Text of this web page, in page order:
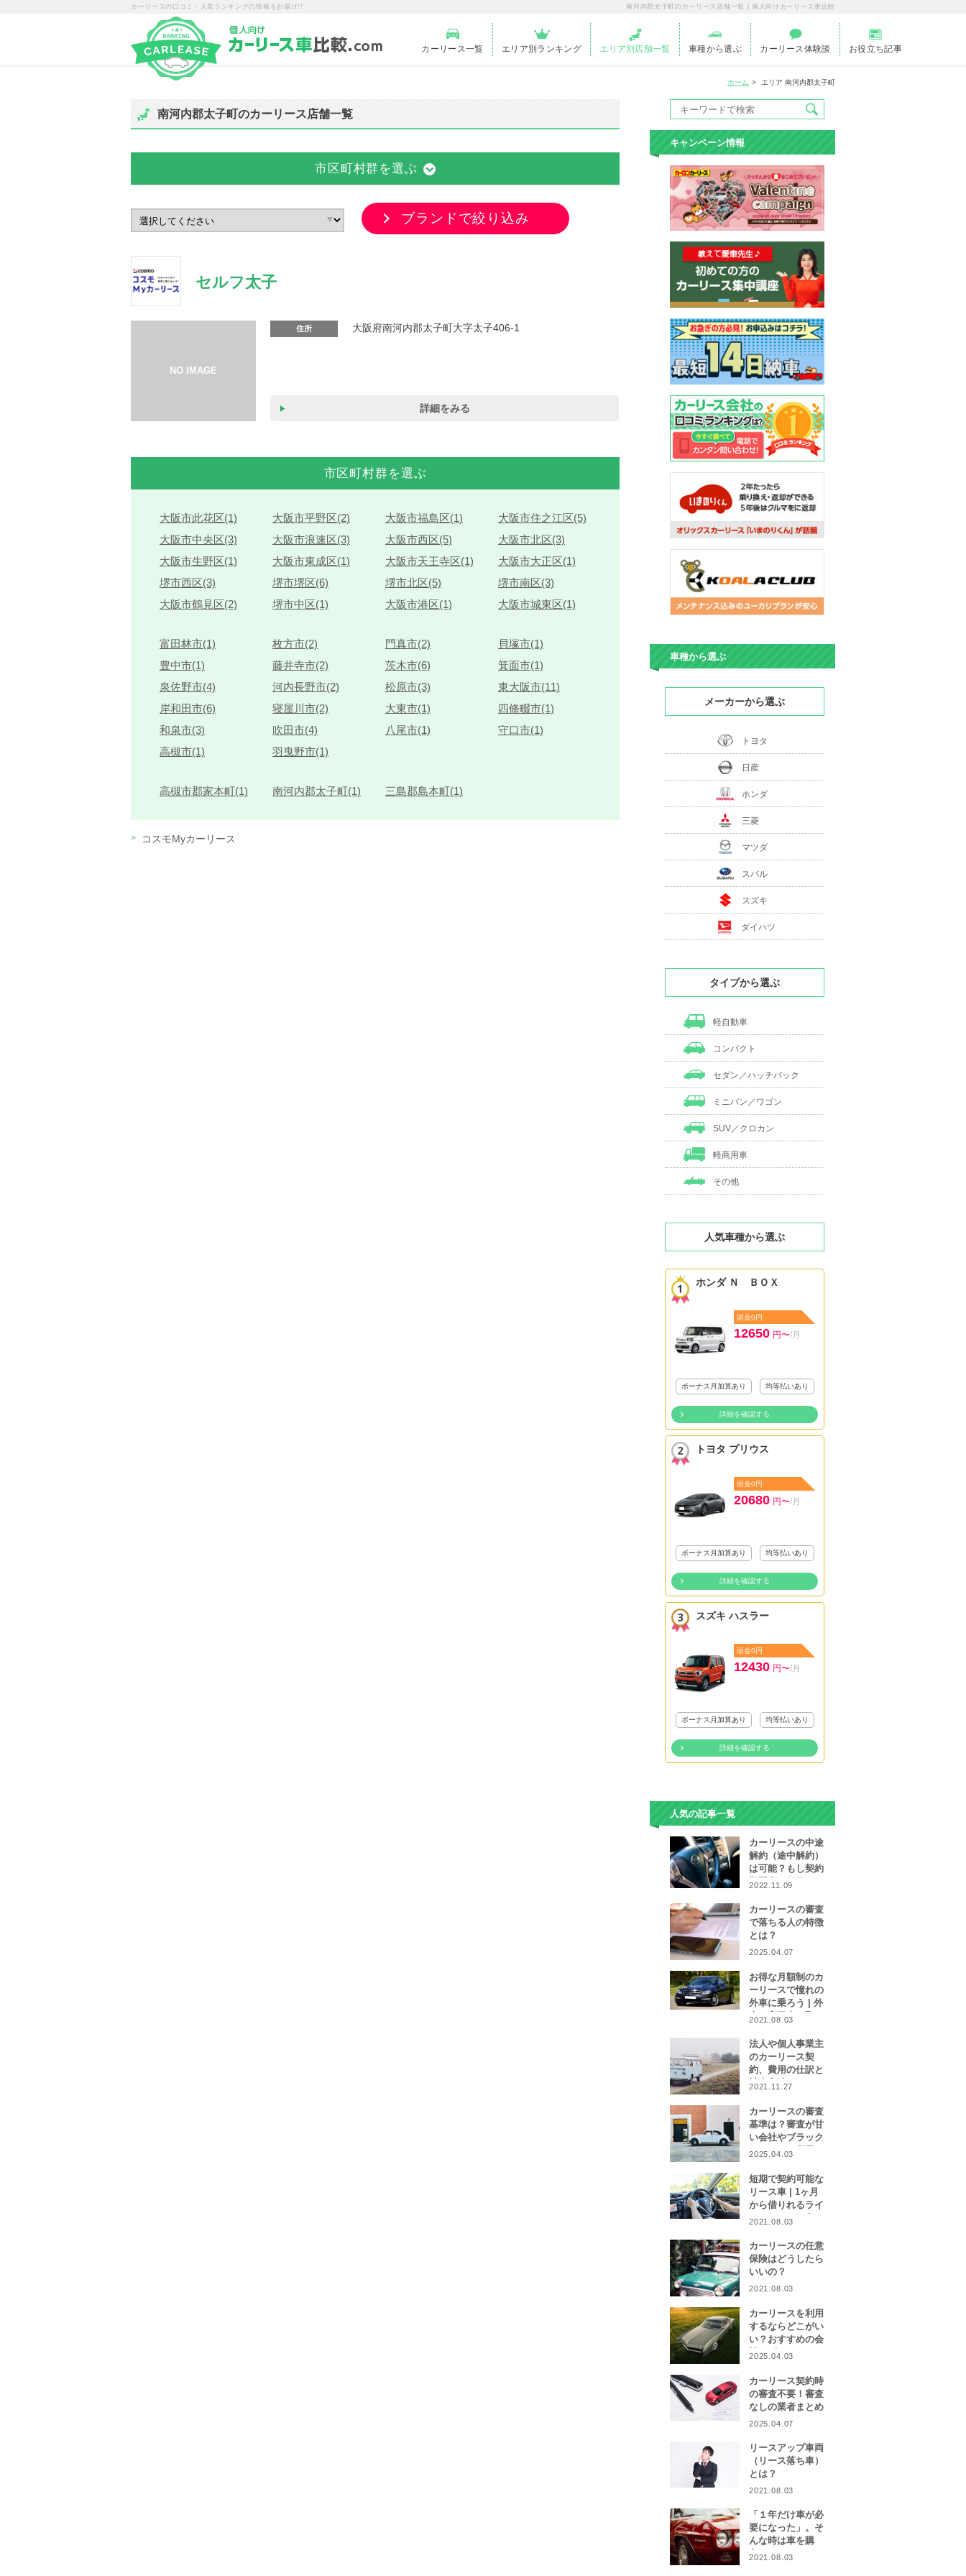
カーリースの口コミ・人気ランキングの情報をお届け!! 南河内郡太子町のカーリース店舗一覧 | 個人向けカーリース車比較
カーリース一覧 エリア別ランキング エリア別店舗一覧 車種から選ぶ カーリース体験談 お役立ち記事
ホーム エリア 南河内郡太子町
南河内郡太子町のカーリース店舗一覧
市区町村群を選ぶ
ブランドで絞り込み
セルフ太子
住所 大阪府南河内郡太子町大字太子406-1
詳細をみる
市区町村群を選ぶ
大阪市此花区(1) 大阪市平野区(2) 大阪市福島区(1)
大阪市住之江区(5)
大阪市中央区(3)
大阪市浪速区(3) 大阪市西区(5)
大阪市北区(3)
大阪市生野区(1)
大阪市東成区(1) 大阪市天王寺区(1)
大阪市大正区(1)
堺市西区(3)
堺市堺区(6) 堺市北区(5)
堺市南区(3)
大阪市鶴見区(2)
堺市中区(1) 大阪市港区(1) 大阪市城東区(1)
富田林市(1) 枚方市(2) 門真市(2)
貝塚市(1)
豊中市(1)
藤井寺市(2) 茨木市(6)
箕面市(1)
泉佐野市(4)
河内長野市(2) 松原市(3)
東大阪市(11)
岸和田市(6)
寝屋川市(2) 大東市(1)
四條畷市(1)
和泉市(3)
吹田市(4) 八尾市(1)
守口市(1)
高槻市(1)
羽曳野市(1)
高槻市郡家本町(1) 南河内郡太子町(1) 三島郡島本町(1)
コスモMyカーリース
キャンペーン情報
車種から選ぶ
メーカーから選ぶ
トヨタ
日産
ホンダ
三菱
マツダ
スバル
スズキ
ダイハツ
タイプから選ぶ
軽自動車
コンパクト
セダン／ハッチバック
ミニバン／ワゴン
SUV／クロカン
軽商用車
その他
人気車種から選ぶ
ホンダ Ｎ ＢＯＸ
頭金0円
12650 円〜/月
ボーナス月加算あり 均等払いあり
詳細を確認する
トヨタ プリウス
頭金0円
20680 円〜/月
ボーナス月加算あり 均等払いあり
詳細を確認する
スズキ ハスラー
頭金0円
12430 円〜/月
ボーナス月加算あり 均等払いあり
詳細を確認する
人気の記事一覧
カーリースの中途
解約（途中解約）
は可能？もし契約
期間中に解約をし
なったら…
2022.11.09
カーリースの審査
で落ちる人の特徴
とは？
2025.04.07
お得な月額制のカ
ーリースで憧れの
外車に乗ろう | 外
車や高級車を取り
者をご紹介！
2021.08.03
法人や個人事業主
のカーリース契
約、費用の仕訳と
計上方法は？
2021.11.27
カーリースの審査
基準は？審査が甘
い会社やブラック
リストでも利用で
2025.04.03
短期で契約可能な
リース車 | 1ヶ月
から借りれるライ
フスタイルに合わ
集
2021.08.03
カーリースの任意
保険はどうしたら
いいの？
2021.08.03
カーリースを利用
するならどこがい
い？おすすめの会
社をピックアッ
2025.04.03
カーリース契約時
の審査不要！審査
なしの業者まとめ
2025.04.07
リースアップ車両
（リース落ち車）
とは？
2021.08.03
「１年だけ車が必
要になった」。そ
んな時は車を購
入？カーリース？
2021.08.03